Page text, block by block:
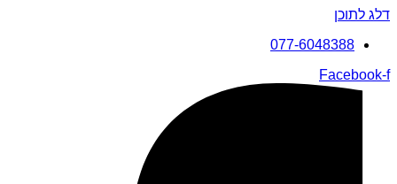
דלג לתוכן
077-6048388
Facebook-f